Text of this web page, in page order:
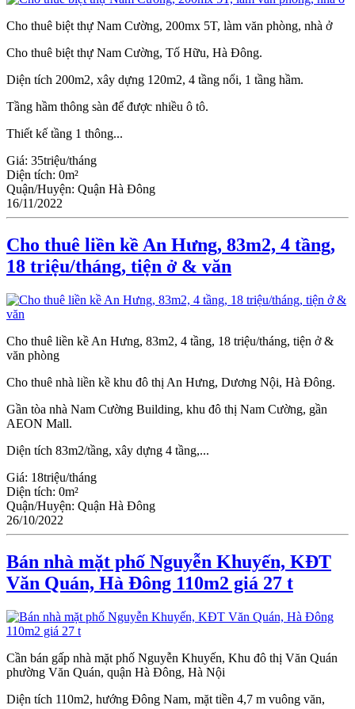
Cho thuê biệt thự Nam Cường, 200mx 5T, làm văn phòng, nhà ở
Cho thuê biệt thự Nam Cường, Tố Hữu, Hà Đông.
Diện tích 200m2, xây dựng 120m2, 4 tầng nổi, 1 tầng hầm.
Tầng hầm thông sàn để được nhiều ô tô.
Thiết kế tầng 1 thông...
Giá: 35triệu/tháng
Diện tích: 0m²
Quận/Huyện: Quận Hà Đông
16/11/2022
Cho thuê liền kề An Hưng, 83m2, 4 tầng,
18 triệu/tháng, tiện ở & văn
Cho thuê liền kề An Hưng, 83m2, 4 tầng, 18 triệu/tháng, tiện ở &
văn phòng
Cho thuê nhà liền kề khu đô thị An Hưng, Dương Nội, Hà Đông.
Gần tòa nhà Nam Cường Building, khu đô thị Nam Cường, gần
AEON Mall.
Diện tích 83m2/tầng, xây dựng 4 tầng,...
Giá: 18triệu/tháng
Diện tích: 0m²
Quận/Huyện: Quận Hà Đông
26/10/2022
Bán nhà mặt phố Nguyễn Khuyến, KĐT
Văn Quán, Hà Đông 110m2 giá 27 t
Cần bán gấp nhà mặt phố Nguyễn Khuyến, Khu đô thị Văn Quán
phường Văn Quán, quận Hà Đông, Hà Nội
Diện tích 110m2, hướng Đông Nam, mặt tiền 4,7 m vuông văn,